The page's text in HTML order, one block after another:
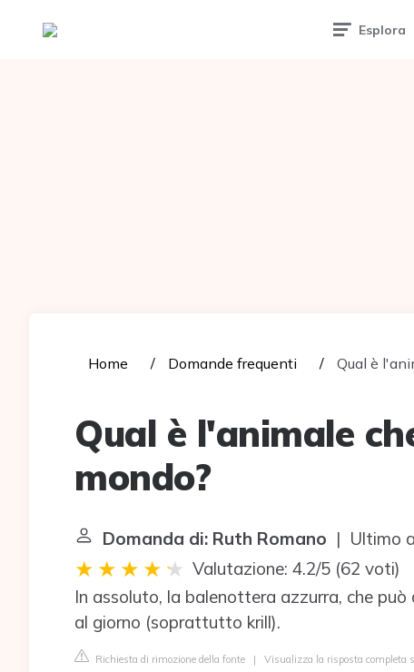
Tattoomuse.it Esplora
Home Domande frequenti Qual è
Qual è l'animale
mondo?
Domanda di: Ruth Romano | Ultimo
Valutazione: 4.2/5 (62 voti)
In assoluto, la balenottera azzurra, che
al giorno (soprattutto krill).
Richiesta di rimozione della fonte | Visualizza la risposta completa